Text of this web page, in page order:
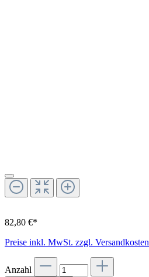
82,80 €*
Preise inkl. MwSt. zzgl. Versandkosten
Anzahl